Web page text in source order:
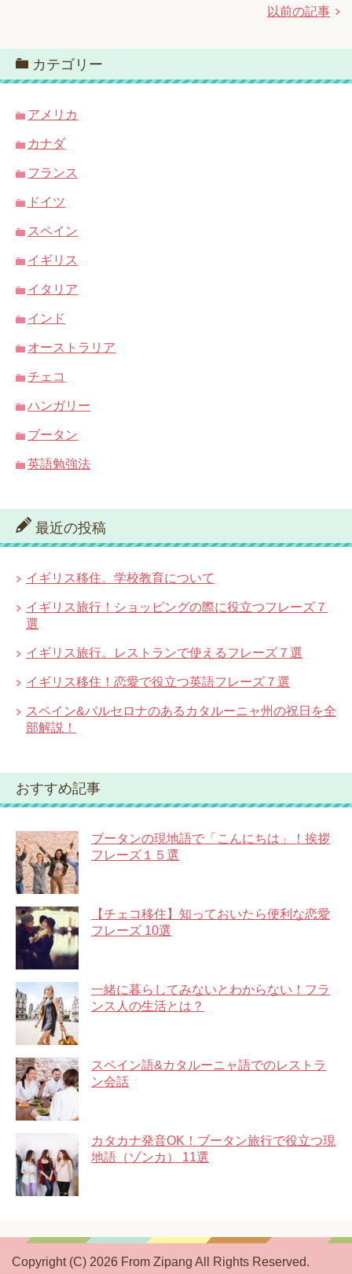
以前の記事
カテゴリー
アメリカ
カナダ
フランス
ドイツ
スペイン
イギリス
イタリア
インド
オーストラリア
チェコ
ハンガリー
ブータン
英語勉強法
最近の投稿
イギリス移住。学校教育について
イギリス旅行！ショッピングの際に役立つフレーズ７
選
イギリス旅行。レストランで使えるフレーズ７選
イギリス移住！恋愛で役立つ英語フレーズ７選
スペイン&バルセロナのあるカタルーニャ州の祝日を全
部解説！
おすすめ記事
ブータンの現地語で「こんにちは」！挨拶
フレーズ１５選
【チェコ移住】知っておいたら便利な恋愛
フレーズ 10選
一緒に暮らしてみないとわからない！フラ
ンス人の生活とは？
スペイン語&カタルーニャ語でのレストラ
ン会話
カタカナ発音OK！ブータン旅行で役立つ現
地語（ゾンカ） 11選
Copyright (C) 2026 From Zipang All Rights Reserved.